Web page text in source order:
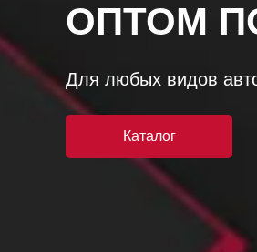
ОПТОМ
Для любых видов
Каталог